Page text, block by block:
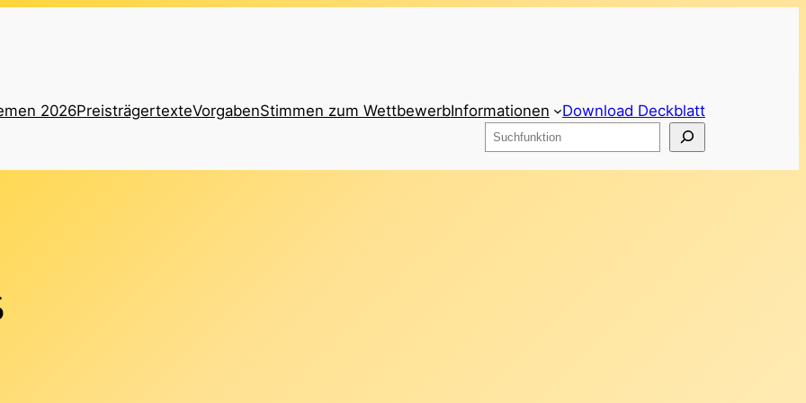
2026PreisträgertexteVorgabenStimmen zum WettbewerbInformationen
Download Deckblatt
Suchen